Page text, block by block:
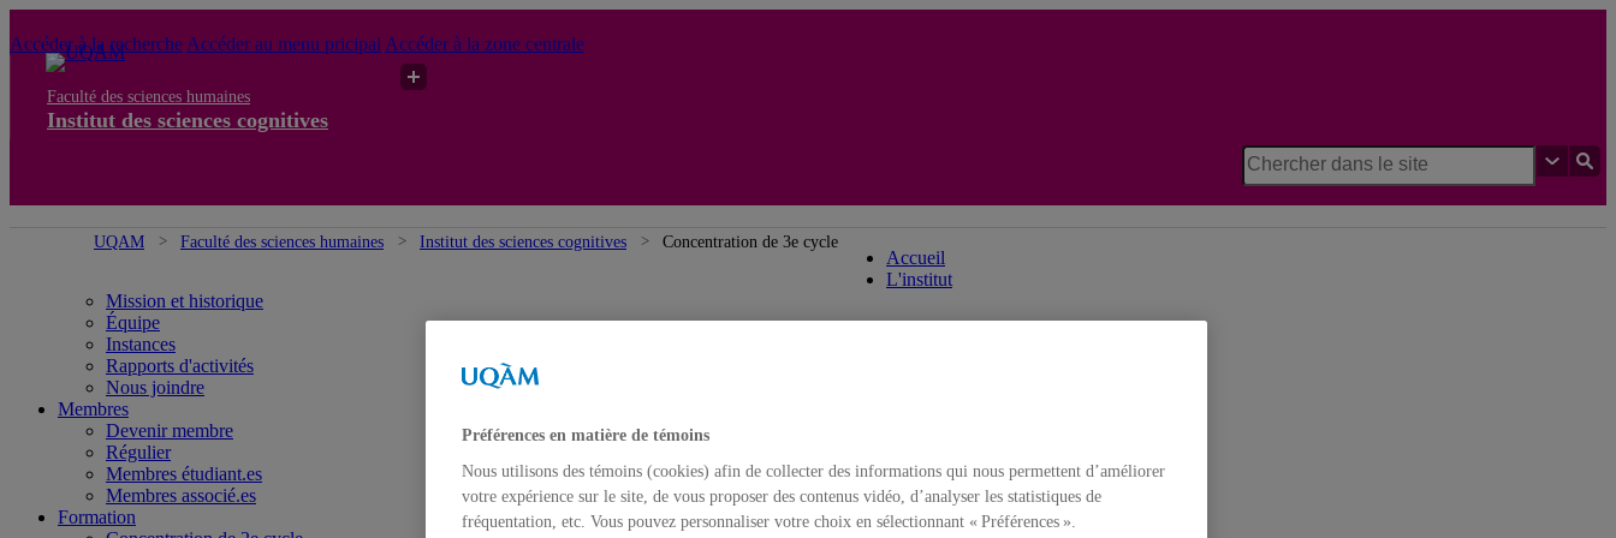
Accéder à la recherche Accéder au menu pricipal Accéder à la zone centrale
Faculté des sciences humaines
Institut des sciences cognitives
UQAM Faculté des sciences humaines Institut des sciences cognitives Concentration de 3e cycle
Accueil
L'institut
Mission et historique
Équipe
Instances
Rapports d'activités
Nous joindre
Membres
Devenir membre
Régulier
Membres étudiant.es
Membres associé.es
Formation
Préférences en matière de témoins
Nous utilisons des témoins (cookies) afin de collecter des informations qui nous permettent d’améliorer
votre expérience sur le site, de vous proposer des contenus vidéo, d’analyser les statistiques de
fréquentation, etc. Vous pouvez personnaliser votre choix en sélectionnant « Préférences ».